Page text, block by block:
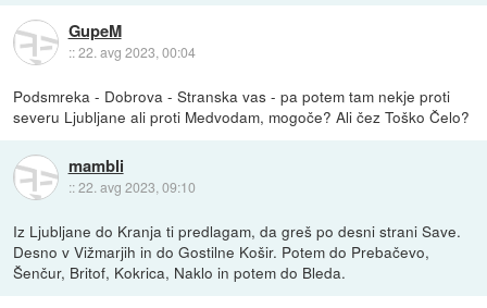
GupeM
::22. avg 2023, 00:04
Podsmreka - Dobrova - Stranska vas - pa potem tam nekje proti
severu Ljubljane ali proti Medvodam, mogoče? Ali čez Toško Čelo?
mambli
::22. avg 2023, 09:10
Iz Ljubljane do Kranja ti predlagam, da greš po desni strani Save.
Desno v Vižmarjih in do Gostilne Košir. Potem do Prebačevo,
Šenčur, Britof, Kokrica, Naklo in potem do Bleda.